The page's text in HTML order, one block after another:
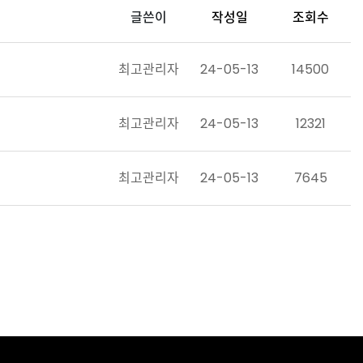
글쓴이 작성일 조회수
최고관리자 24-05-13 14500
최고관리자 24-05-13 12321
최고관리자 24-05-13 7645